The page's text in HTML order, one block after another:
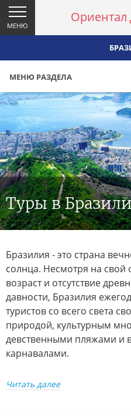
МЕНЮ РАЗДЕЛА
Туры в
Бразилия - это страна
солнца. Несмотря на свой
возраст и отсутствие
давности, Бразилия
туристов со всего света
природой, культурным
девственными пляжами и
карнавалами.
Читать далее
МЕНЮ
Ориентал